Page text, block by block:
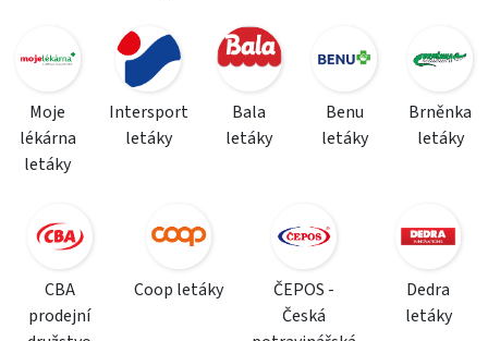
Moje
lékárna
letáky
Intersport
letáky
Bala
letáky
Benu
letáky
Brněnka
letáky
CBA
prodejní
Coop letáky
ČEPOS -
Česká
Dedra
letáky